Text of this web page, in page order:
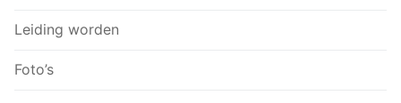
Leiding worden
Foto’s